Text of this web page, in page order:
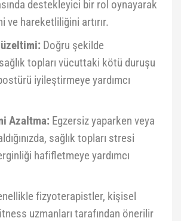
destekleyici bir rol oynayarak
ve hareketliliğini artırır.
Doğru şekilde
sağlık topları vücuttaki kötü duruşu
iyileştirmeye yardımcı
Azaltma: Egzersiz yaparken veya
sağlık topları stresi
hafifletmeye yardımcı
fizyoterapistler, kişisel
uzmanları tarafından önerilir